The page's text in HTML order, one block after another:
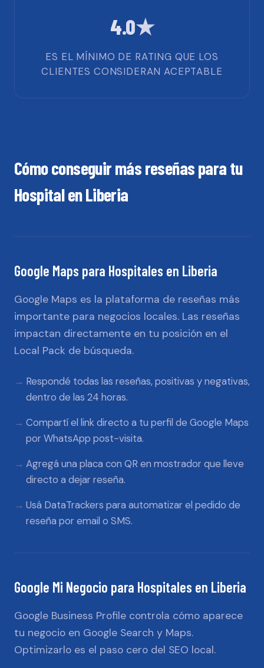
4.0★
ES EL MÍNIMO DE RATING QUE LOS
CLIENTES CONSIDERAN ACEPTABLE
Cómo conseguir más reseñas para tu
HospitalenLiberia
Google Maps para Hospitales en Liberia
Google Maps es la plataforma de reseñas más
importante para negocios locales. Las reseñas
impactan directamente en tu posición en el
Local Pack de búsqueda.
Respondé todas las reseñas, positivas y negativas,
dentro de las 24 horas.
Compartí el link directo a tu perfil de Google Maps
por WhatsApp post-visita.
Agregá una placa con QR en mostrador que lleve
directo a dejar reseña.
Usá DataTrackers para automatizar el pedido de
reseña por email o SMS.
Google Mi Negocio para Hospitales en Liberia
Google Business Profile controla cómo aparece
tu negocio en Google Search y Maps.
Optimizarlo es el paso cero del SEO local.